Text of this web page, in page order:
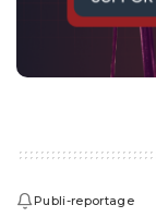
Publi-reportage